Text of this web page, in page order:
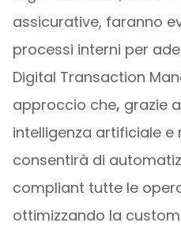
assicurative, faranno
processi interni per
Digital Transaction
approccio che, grazie
intelligenza artificiale e
consentirà di
compliant tutte le
ottimizzando la